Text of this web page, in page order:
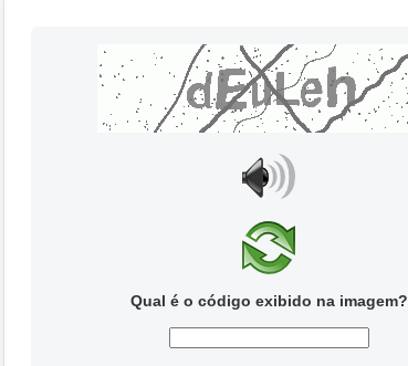
Qual é o código exibido na imagem?